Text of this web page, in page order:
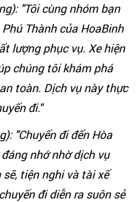
"Tôi cùng nhóm bạn
Thành của HoaBinh
lượng phục vụ. Xe hiện
chúng tôi khám phá
toàn. Dịch vụ này thực
đi."
"Chuyến đi đến Hòa
nhớ nhờ dịch vụ
sẽ, tiện nghi và tài xế
đi diễn ra suôn sẻ